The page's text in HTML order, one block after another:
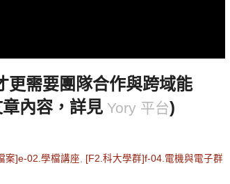
更需要團隊合作與跨域能
內容，詳見 Yory 平台)
案]e-02.學檔講座, [F2.科大學群]f-04.電機與電子群